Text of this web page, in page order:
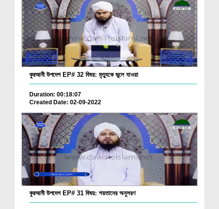
কুরআনী উপদেশ EP# 32 বিষয়: মৃত্যুকে ভুলে যাওয়া
Duration: 00:18:07
Created Date: 02-09-2022
কুরআনী উপদেশ EP# 31 বিষয়: শয়তানের অনুসরণ